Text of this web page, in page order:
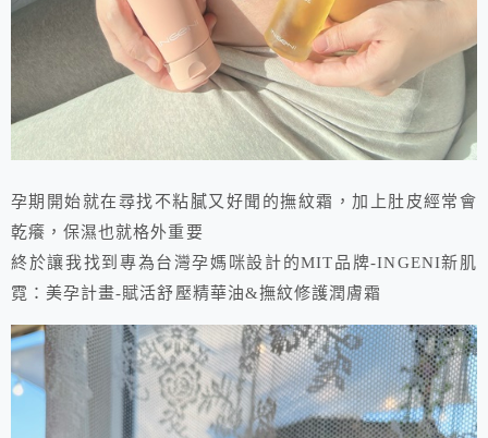
孕期開始就在尋找不粘膩又好聞的撫紋霜，加上肚皮經常會
乾癢，保濕也就格外重要
終於讓我找到專為台灣孕媽咪設計的MIT品牌-INGENI新肌
霓：美孕計畫-賦活舒壓精華油&撫紋修護潤膚霜